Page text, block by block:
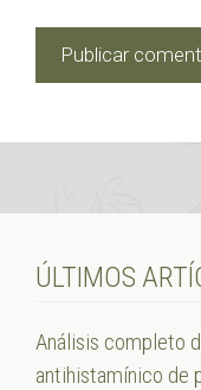
ÚLTIMOS
Análisis completo
antihistamínico de